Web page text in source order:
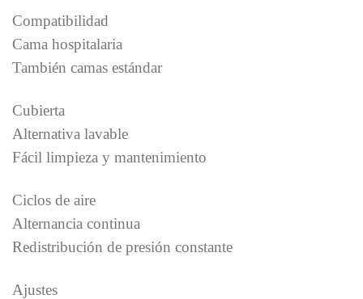
Compatibilidad
Cama hospitalaria
También camas estándar
Cubierta
Alternativa lavable
Fácil limpieza y mantenimiento
Ciclos de aire
Alternancia continua
Redistribución de presión constante
Ajustes